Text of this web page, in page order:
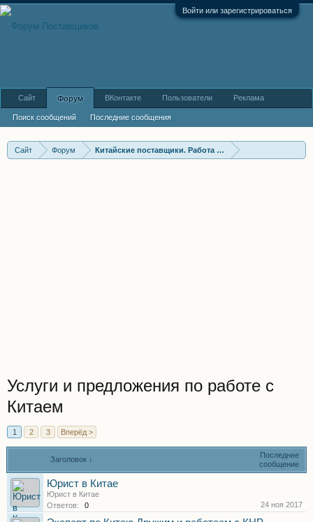
Войти или зарегистрироваться
Сайт Форум Китайские поставщики. Работа с Китаем
Услуги и предложения по работе с
Китаем
1 2 3 Вперёд >
Заголовок ↓
Последнее
сообщение
Юрист в Китае
Юрист в Китае
Ответов:
0 24 ноя 2017
Сайт Форум
Поиск сообщений Последние сообщения
ВКонтакте Пользователи Реклама